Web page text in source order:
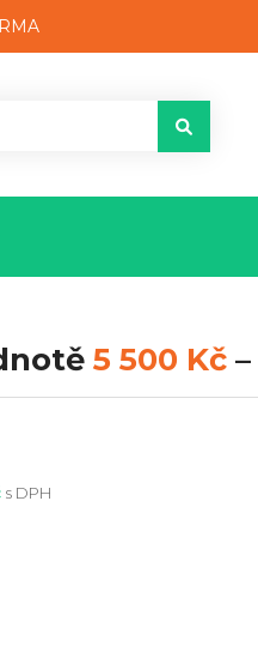
5 500 Kč–
s DPH